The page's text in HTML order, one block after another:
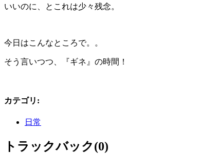
いいのに、とこれは少々残念。
今日はこんなところで。。
そう言いつつ、『ギネ』の時間！
カテゴリ :
日常
トラックバック(0)